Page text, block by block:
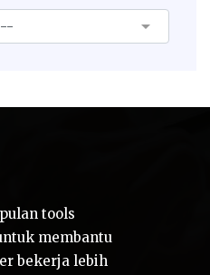
tools
membantu
bekerja lebih